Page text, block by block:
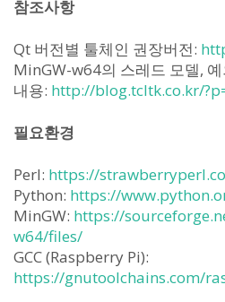
참조사항
Qt 버전별 툴체인 권장버전:
MinGW-w64의 스레드 모델,
내용: http://blog.tcltk.co.kr/
필요환경
Perl: https://
Python: https://
MinGW: https://
w64/files/
GCC (Raspberry Pi):
https://gnutoolchains.com/